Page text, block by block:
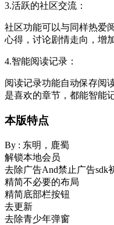
3.活跃的社区交流：
社区功能可以与同样热爱
心得，讨论剧情走向，增
4.智能阅读记录：
阅读记录功能自动保存阅
是喜欢的章节，都能智能
本版特点
By : 东明，鹿蜀
解锁本地会员
去除广告And禁止广告sdk
精简不必要的布局
精简底部栏按钮
去更新
去除青少年弹窗